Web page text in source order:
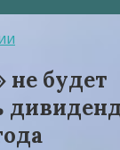
не будет